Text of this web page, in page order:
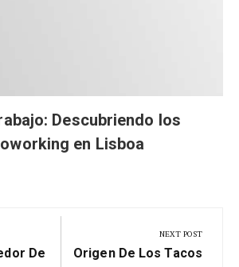
Descubriendo los
en Lisboa
De
NEXT POST
Next
Origen De Los Tacos